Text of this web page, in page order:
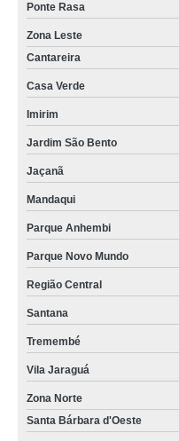
Ponte Rasa
Zona Leste
Cantareira
Casa Verde
Imirim
Jardim São Bento
Jaçanã
Mandaqui
Parque Anhembi
Parque Novo Mundo
Região Central
Santana
Tremembé
Vila Jaraguá
Zona Norte
Santa Bárbara d'Oeste